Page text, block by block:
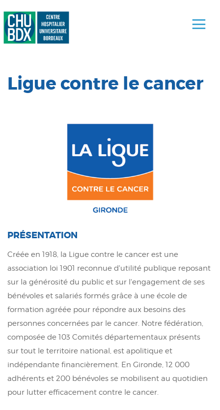
Ligue contre le cancer
PRÉSENTATION
Créée en 1918, la Ligue contre le cancer est une
association loi 1901 reconnue d'utilité publique reposant
sur la générosité du public et sur l'engagement de ses
bénévoles et salariés formés grâce à une école de
formation agréée pour répondre aux besoins des
personnes concernées par le cancer. Notre fédération,
composée de 103 Comités départementaux présents
sur tout le territoire national, est apolitique et
indépendante financièrement. En Gironde, 12 000
adhérents et 200 bénévoles se mobilisent au quotidien
pour lutter efficacement contre le cancer.